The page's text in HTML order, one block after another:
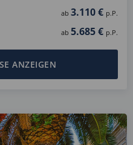
ab 3.110 € p.P.
ab 5.685 € p.P.
ANZEIGEN